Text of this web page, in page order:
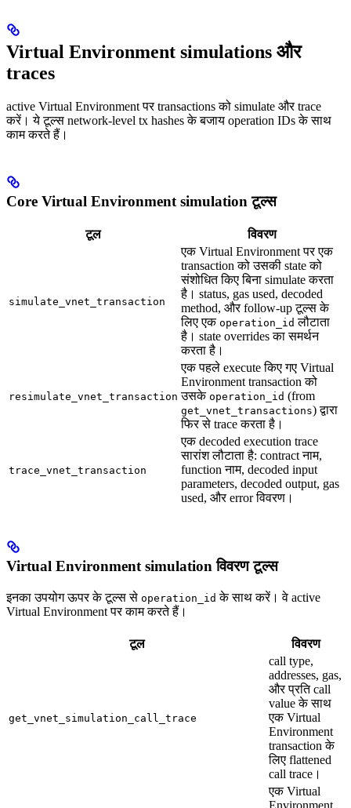
Virtual Environment simulations और
traces
active Virtual Environment पर transactions को simulate और trace
करें। ये टूल्स network-level tx hashes के बजाय operation IDs के साथ
काम करते हैं।
Core Virtual Environment simulation टूल्स
टूल विवरण
simulate_vnet_transaction
एक Virtual Environment पर एक
transaction को उसकी state को
संशोधित किए बिना simulate करता
है। status, gas used, decoded
method, और follow-up टूल्स के
लिए एक operation_id लौटाता
है। state overrides का समर्थन
करता है।
resimulate_vnet_transaction
एक पहले execute किए गए Virtual
Environment transaction को
उसके operation_id (from
get_vnet_transactions) द्वारा
फिर से trace करता है।
trace_vnet_transaction
एक decoded execution trace
सारांश लौटाता है: contract नाम,
function नाम, decoded input
parameters, decoded output, gas
used, और error विवरण।
Virtual Environment simulation विवरण टूल्स
इनका उपयोग ऊपर के टूल्स से operation_id के साथ करें। वे active
Virtual Environment पर काम करते हैं।
टूल विवरण
get_vnet_simulation_call_trace
call type,
addresses, gas,
और प्रति call
value के साथ
एक Virtual
Environment
transaction के
लिए flattened
call trace।
एक Virtual
Environment